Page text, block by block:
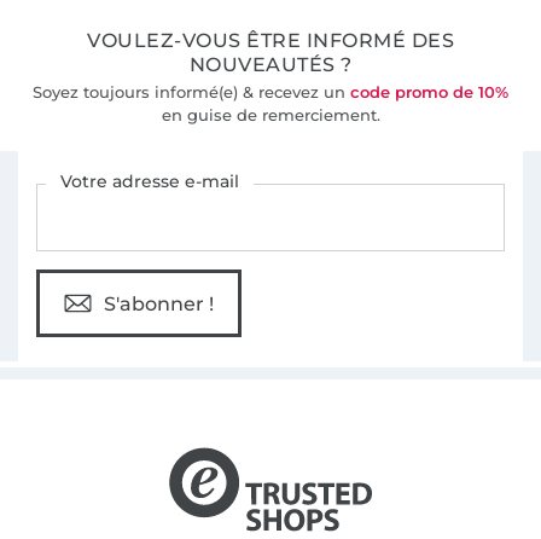
VOULEZ-VOUS ÊTRE INFORMÉ DES
NOUVEAUTÉS ?
Soyez toujours informé(e) & recevez un code promo de 10%
en guise de remerciement.
Votre adresse e-mail
S'abonner !